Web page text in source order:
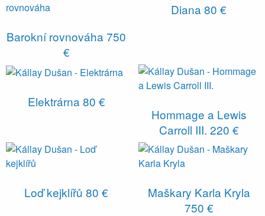
Barokní rovnováha 750
€
Diana 80 €
Elektrárna 80 €
Hommage a Lewis
Carroll III. 220 €
Loď kejklířů 80 €
Maškary Karla Kryla
750 €